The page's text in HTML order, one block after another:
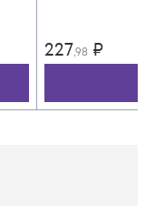
227,98 ₽